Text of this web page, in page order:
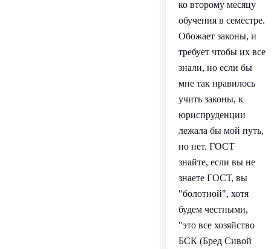
ко второму месяцу
обучения в семестре.
Обожает законы, и
требует чтобы их все
знали, но если бы
мне так нравилось
учить законы, к
юриспруденции
лежала бы мой путь,
но нет. ГОСТ
знайте, если вы не
знаете ГОСТ, вы
"болотной", хотя
будем честными,
"это все хозяйство
БСК (Бред Сивой